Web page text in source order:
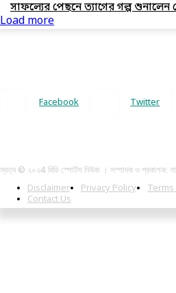
সাফল্যের পেছনে ত্যাগের গল্প শুনালেন
Load more
Facebook Twitter
স্বত্ব © ২০২4 বিডি স্পোর্টস নিউজ । সম্পাদক ও প্রকাশক:
Disclaimer Privacy Policy
Contact Us